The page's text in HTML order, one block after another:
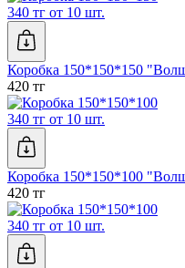
340 тг от 10 шт.
Коробка 150*150*150
420 тг
340 тг от 10 шт.
Коробка 150*150*100
420 тг
340 тг от 10 шт.